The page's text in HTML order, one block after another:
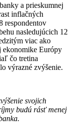
a prieskumnej
inflačných
respondentov
nasledujúcich 12
viac ako
ekonomike Európy
čo tretina
výrazné zvýšenie.
svojich
budú rásť menej